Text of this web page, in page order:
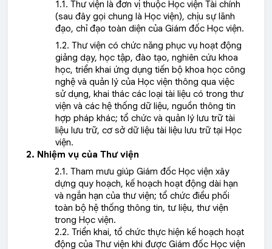
1.1. Thư viện là đơn vị thuộc Học viện Tài chính
(sau đây gọi chung là Học viện), chịu sự lãnh
đạo, chỉ đạo toàn diện của Giám đốc Học viện.
1.2. Thư viện có chức năng phục vụ hoạt động
giảng dạy, học tập, đào tạo, nghiên cứu khoa
học, triển khai ứng dụng tiến bộ khoa học công
nghệ và quản lý của Học viện thông qua việc
sử dụng, khai thác các loại tài liệu có trong thư
viện và các hệ thống dữ liệu, nguồn thông tin
hợp pháp khác; tổ chức và quản lý lưu trữ tài
liệu lưu trữ, cơ sở dữ liệu tài liệu lưu trữ tại Học
viện.
2. Nhiệm vụ của Thư viện
2.1. Tham mưu giúp Giám đốc Học viện xây
dựng quy hoạch, kế hoạch hoạt động dài hạn
và ngắn hạn của thư viện; tổ chức điều phối
toàn bộ hệ thống thông tin, tư liệu, thư viện
trong Học viện.
2.2. Triển khai, tổ chức thực hiện kế hoạch hoạt
động của Thư viện khi được Giám đốc Học viện